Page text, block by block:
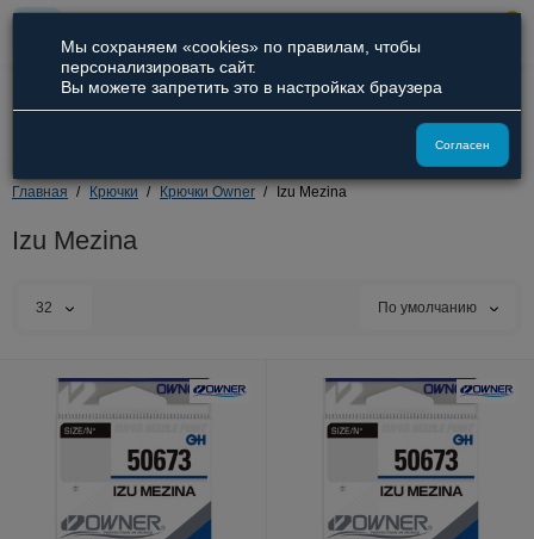
8 (800) 551-09-94
8 (929) 836-66-51
Главная Крючки Крючки Owner Izu Mezina
Izu Mezina
32 По умолчанию
Мы сохраняем «cookies» по правилам, чтобы
персонализировать сайт.
Вы можете запретить это в настройках браузера
Согласен